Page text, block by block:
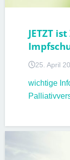
JETZT
25. April
wichtige